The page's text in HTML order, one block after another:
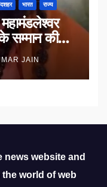
भारत राज्य
सम्मान की
JAIN
news website and
world of web